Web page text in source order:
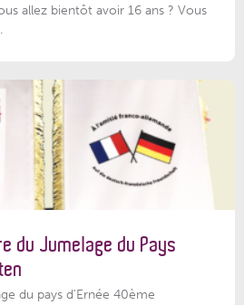
allez bientôt avoir 16 ans ? Vous
du Jumelage du Pays
du pays d'Ernée 40ème